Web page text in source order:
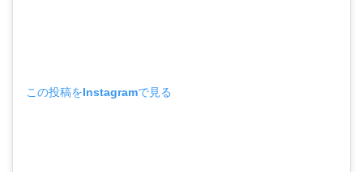
この投稿をInstagramで見る